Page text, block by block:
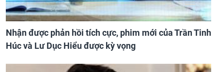
Nhận được phản hồi tích cực, phim mới của Trần Tinh
Húc và Lư Dục Hiểu được kỳ vọng